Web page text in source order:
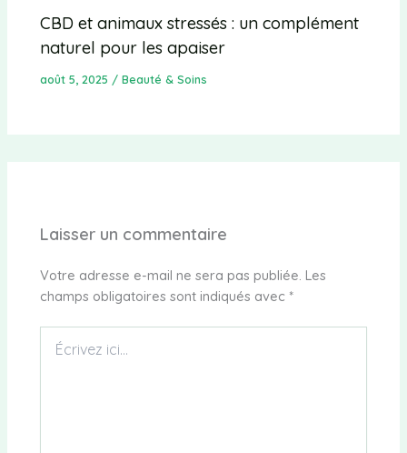
CBD et animaux stressés : un complément
naturel pour les apaiser
août 5, 2025 /Beauté & Soins
Laisser un commentaire
Votre adresse e-mail ne sera pas publiée. Les
champs obligatoires sont indiqués avec *
ici…